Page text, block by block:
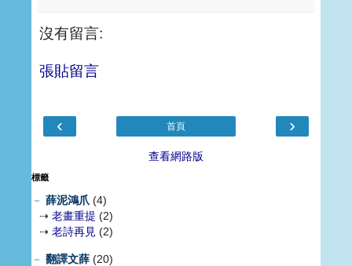
沒有留言:
張貼留言
‹ ›
首頁
查看網路版
標籤
－ 薛泥鴻爪 (4)
⇢ 老畫重提 (2)
⇢ 老詩再見 (2)
－ 翻譯文薛 (20)